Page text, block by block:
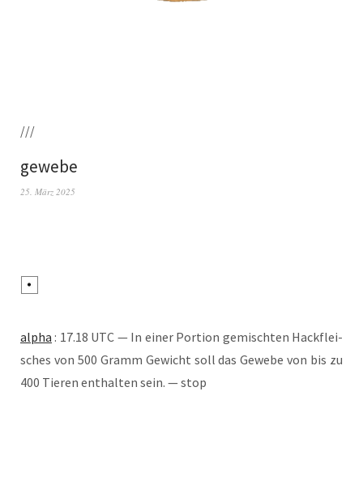
///
gewebe
25. März 2025
alpha : 17.18 UTC — In einer Por­ti­on gemisch­ten Hack­flei­
sches von 500 Gramm Gewicht soll das Gewe­be von bis zu
400 Tie­ren ent­hal­ten sein. — stop